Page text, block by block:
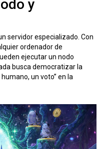
y
servidor especializado. Con
ordenador de
ejecutar un nodo
busca democratizar la
un voto” en la